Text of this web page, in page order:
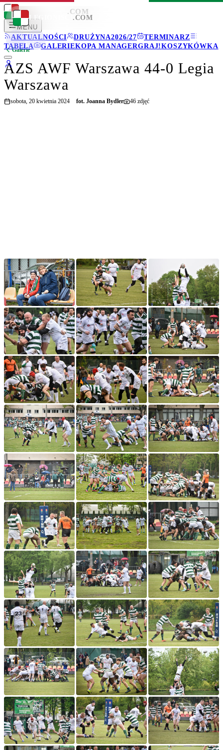
LEGIONISCI .COM
MENU
AKTUALNOŚCI
DRUŻYNA2026/27
TERMINARZ
TABELA
GALERIEKOPA MANAGERGRAJ!KOSZYKÓWKA
LEGIONISCI .COM
Galerie
AZS AWF Warszawa 44-0 Legia
Warszawa
sobota, 20 kwietnia 2024 fot. Joanna Bydler 46 zdjęć